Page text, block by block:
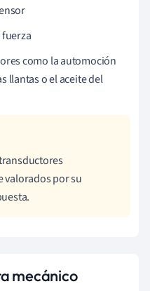
fuerza
como la automoción
llantas o el aceite del
valorados por su
mecánico